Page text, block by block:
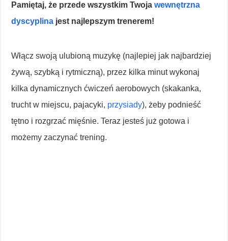
Pamiętaj, że przede wszystkim Twojawewnętrzna
dyscyplina jest najlepszym trenerem!
Włącz swoją ulubioną muzykę (najlepiej jak najbardziej
żywą, szybką i rytmiczną), przez kilka minut wykonaj
kilka dynamicznych ćwiczeń aerobowych (skakanka,
trucht w miejscu, pajacyki, przysiady), żeby podnieść
tętno i rozgrzać mięśnie. Teraz jesteś już gotowa i
możemy zaczynać trening.